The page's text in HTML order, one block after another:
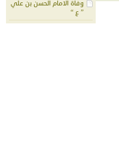
وفاة الامام الحسن بن علي
” ع “